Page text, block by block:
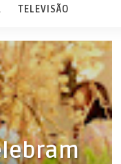
TELEVISÃO